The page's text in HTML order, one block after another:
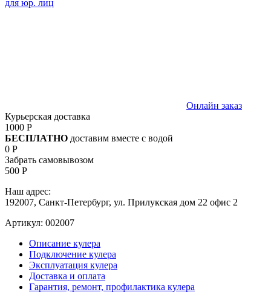
для юр. лиц
Онлайн заказ
Курьерская доставка
1000 Р
БЕСПЛАТНО доставим вместе с водой
0 Р
Забрать самовывозом
500 Р
Наш адрес:
192007, Санкт-Петербург, ул. Прилукская дом 22 офис 2
Артикул: 002007
Описание кулера
Подключение кулера
Эксплуатация кулера
Доставка и оплата
Гарантия, ремонт, профилактика кулера